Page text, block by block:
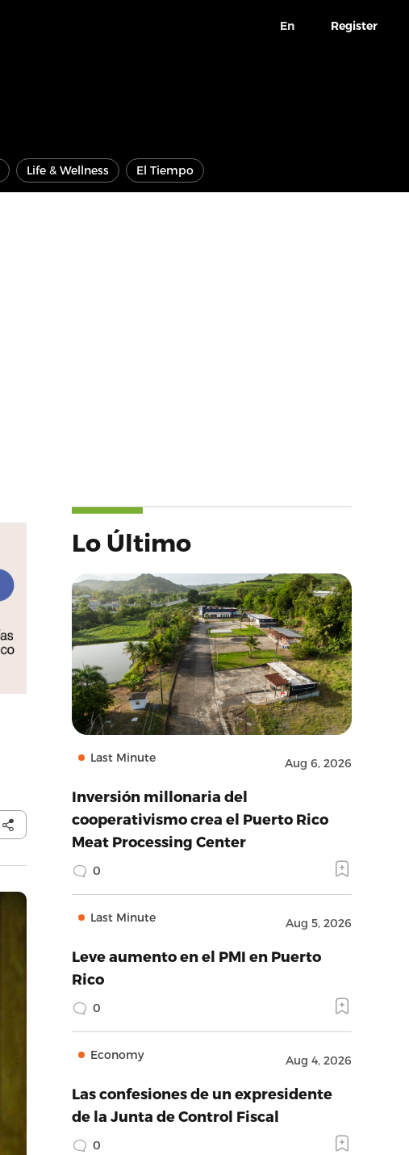
En Register
Life & Wellness El Tiempo
Lo Último
Last Minute Aug 6, 2026
Inversión millonaria del
cooperativismo crea el Puerto Rico
Meat Processing Center
0
Last Minute Aug 5, 2026
Leve aumento en el PMI en Puerto
Rico
0
Economy Aug 4, 2026
Las confesiones de un expresidente
de la Junta de Control Fiscal
0